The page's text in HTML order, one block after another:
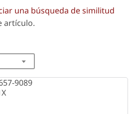
una búsqueda de similitud
artículo.
9089